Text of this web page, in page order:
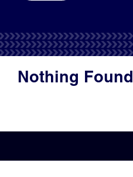
Nothing Found